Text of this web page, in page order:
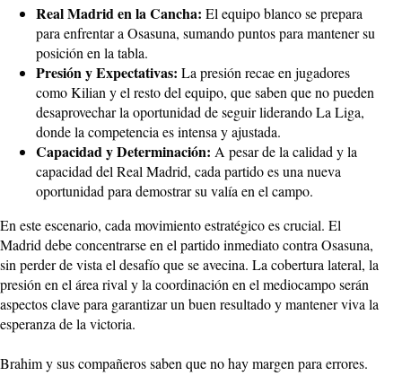
Real Madrid en la Cancha: El equipo blanco se prepara
para enfrentar a Osasuna, sumando puntos para mantener su
posición en la tabla.
Presión y Expectativas: La presión recae en jugadores
como Kilian y el resto del equipo, que saben que no pueden
desaprovechar la oportunidad de seguir liderando La Liga,
donde la competencia es intensa y ajustada.
Capacidad y Determinación: A pesar de la calidad y la
capacidad del Real Madrid, cada partido es una nueva
oportunidad para demostrar su valía en el campo.
En este escenario, cada movimiento estratégico es crucial. El
Madrid debe concentrarse en el partido inmediato contra Osasuna,
sin perder de vista el desafío que se avecina. La cobertura lateral, la
presión en el área rival y la coordinación en el mediocampo serán
aspectos clave para garantizar un buen resultado y mantener viva la
esperanza de la victoria.
Brahim y sus compañeros saben que no hay margen para errores.